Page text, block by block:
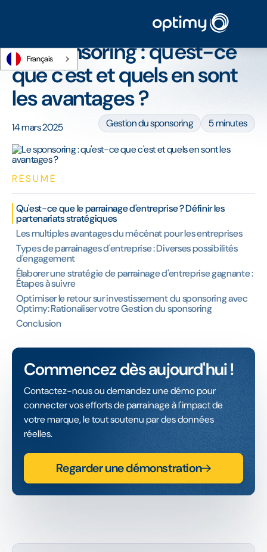
Français
Le sponsoring : qu'est-ce que c'est et quels en sont les
Le sponsoring : qu'est-ce
que c'est et quels en sont
les avantages ?
14 mars 2025 Gestion du sponsoring 5 minutes
RÉSUMÉ
Qu'est-ce que le parrainage d'entreprise ? Définir les
partenariats stratégiques
Les multiples avantages du mécénat pour les entreprises
Types de parrainages d'entreprise : Diverses possibilités
d'engagement
Élaborer une stratégie de parrainage d'entreprise gagnante :
Étapes à suivre
Optimiser le retour sur investissement du sponsoring avec
Optimy: Rationaliser votre Gestion du sponsoring
Conclusion
Commencez dès aujourd'hui !
Contactez-nous ou demandez une démo pour
connecter vos efforts de parrainage à l'impact de
votre marque, le tout soutenu par des données
réelles.
Regarder une démonstration